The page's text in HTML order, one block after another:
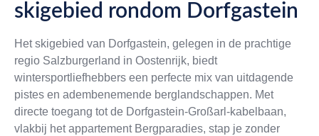
skigebied rondom Dorfgastein
Het skigebied van Dorfgastein, gelegen in de prachtige
regio Salzburgerland in Oostenrijk, biedt
wintersportliefhebbers een perfecte mix van uitdagende
pistes en adembenemende berglandschappen. Met
directe toegang tot de Dorfgastein-Großarl-kabelbaan,
vlakbij het appartement Bergparadies, stap je zonder